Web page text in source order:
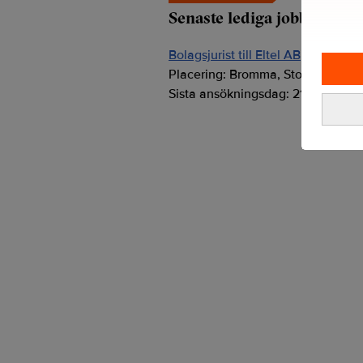
Senaste lediga jobben
Bolagsjurist till Eltel AB
Placering: Bromma, Stockholm
Sista ansökningsdag: 21/08/2026